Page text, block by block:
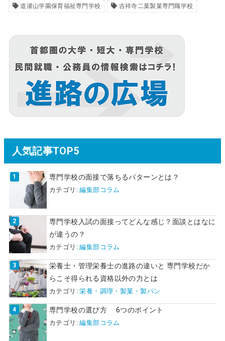
道灌山学園保育福祉専門学校 吉祥寺二葉製菓専門職学校
人気記事TOP5
専門学校の面接で落ちるパターンとは？
カテゴリ:編集部コラム
専門学校入試の面接ってどんな感じ？面談とはなに
が違うの？
カテゴリ:編集部コラム
栄養士・管理栄養士の進路の違いと 専門学校だか
らこそ得られる資格以外の力とは
カテゴリ:栄養・調理・製菓・製パン
専門学校の選び方 6つのポイント
カテゴリ:編集部コラム